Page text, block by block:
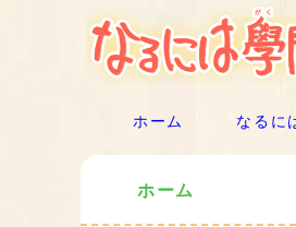
ホーム なるに
ホーム